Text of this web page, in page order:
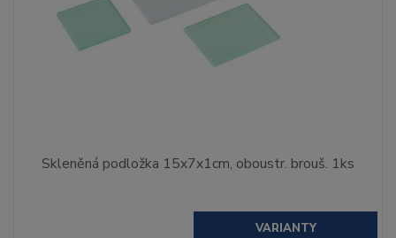
Skleněná podložka 15x7x1cm, oboustr. brouš. 1ks
VARIANTY